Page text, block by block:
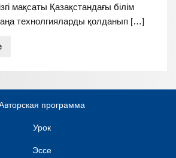
мақсаты Қазақстандағы білім
технолгияларды қолданып […]
программа
Урок
Эссе